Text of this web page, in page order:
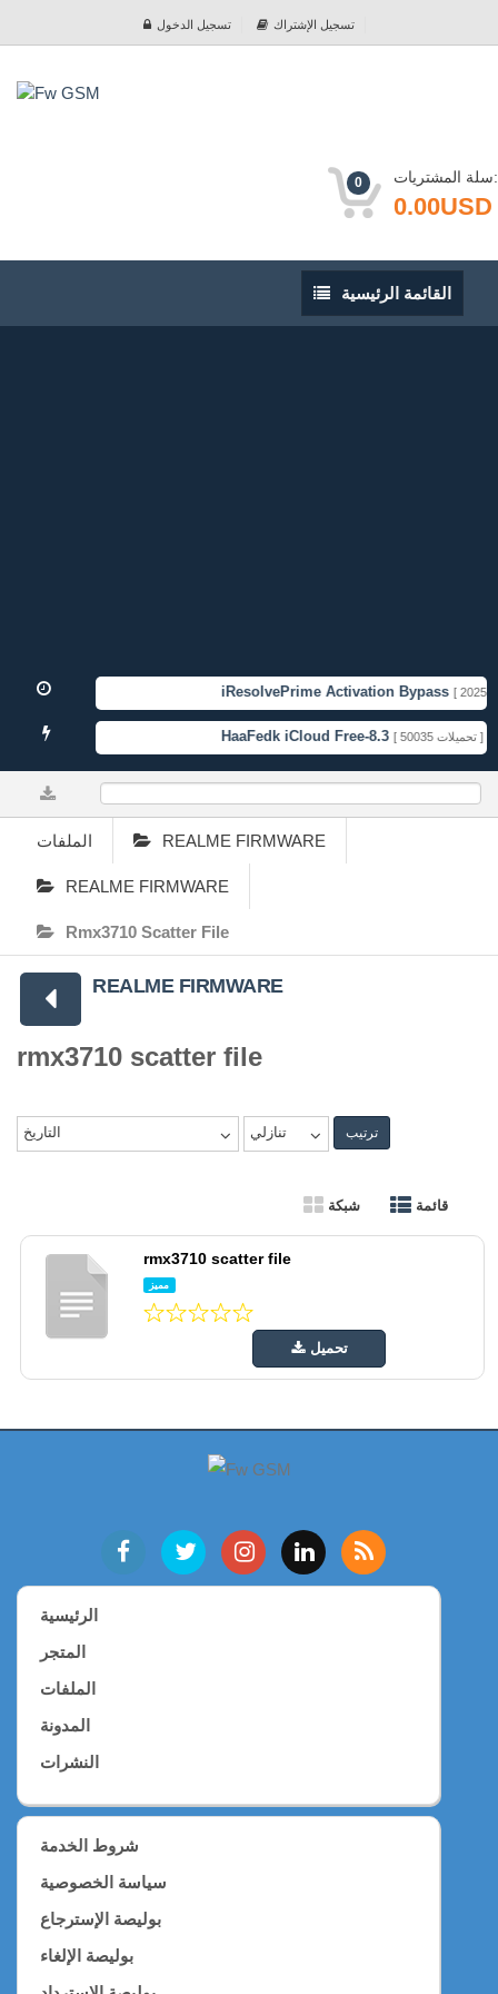
تسجيل الدخول تسجيل الإشتراك
0 سلة المشتريات:
0.00USD
القائمة
الرئيسية
القائمة الرئيسية
iResolvePrime Activation Bypass [ 2025-
HaaFedk iCloud Free-8.3 [ 50035 تحميلات ]
الملفات REALME FIRMWARE
REALME FIRMWARE
Rmx3710 Scatter File
REALME FIRMWARE
rmx3710 scatter file
التاريخ تنازلي ترتيب
شبكة قائمة
rmx3710 scatter file
مميز
تحميل
الرئيسية
المتجر
الملفات
المدونة
النشرات
شروط الخدمة
سياسة الخصوصية
بوليصة الإسترجاع
بوليصة الإلغاء